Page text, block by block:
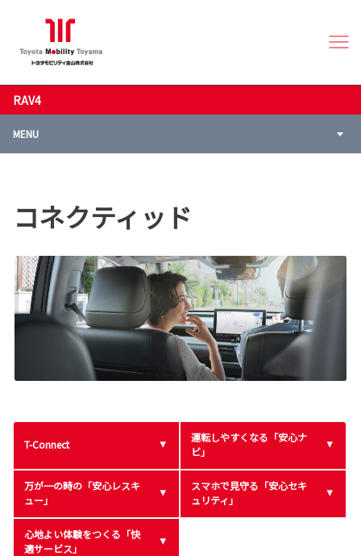
RAV4
MENU
コネクティッド
T-Connect
運転しやすくなる「安心ナ
ビ」
万が一の時の「安心レスキ
ュー」
スマホで見守る「安心セキ
ュリティ」
心地よい体験をつくる「快
適サービス」